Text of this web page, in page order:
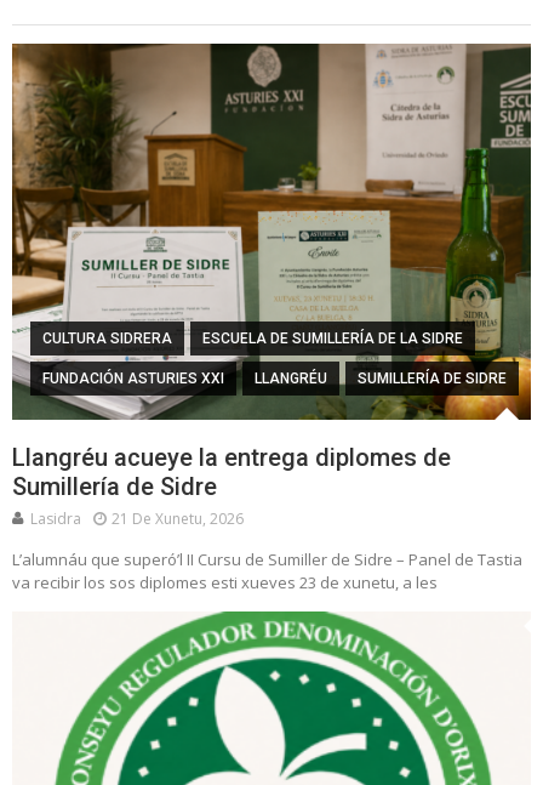
CULTURA SIDRERA ESCUELA DE SUMILLERÍA DE LA SIDRE
FUNDACIÓN ASTURIES XXI LLANGRÉU SUMILLERÍA DE SIDRE
Llangréu acueye la entrega diplomes de
Sumillería de Sidre
Lasidra 21 De Xunetu, 2026
L’alumnáu que superó’l II Cursu de Sumiller de Sidre – Panel de Tastia
va recibir los sos diplomes esti xueves 23 de xunetu, a les